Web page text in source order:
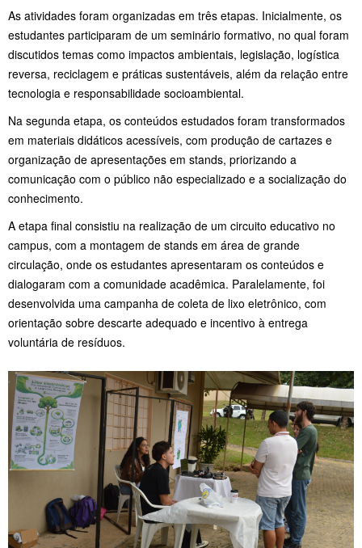
As atividades foram organizadas em três etapas. Inicialmente, os
estudantes participaram de um seminário formativo, no qual foram
discutidos temas como impactos ambientais, legislação, logística
reversa, reciclagem e práticas sustentáveis, além da relação entre
tecnologia e responsabilidade socioambiental.
Na segunda etapa, os conteúdos estudados foram transformados
em materiais didáticos acessíveis, com produção de cartazes e
organização de apresentações em stands, priorizando a
comunicação com o público não especializado e a socialização do
conhecimento.
A etapa final consistiu na realização de um circuito educativo no
campus, com a montagem de stands em área de grande
circulação, onde os estudantes apresentaram os conteúdos e
dialogaram com a comunidade acadêmica. Paralelamente, foi
desenvolvida uma campanha de coleta de lixo eletrônico, com
orientação sobre descarte adequado e incentivo à entrega
voluntária de resíduos.